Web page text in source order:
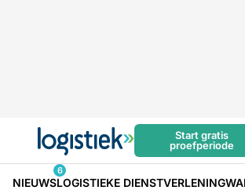
Start gratis
proefperiode
NIEUWS
6
LOGISTIEKE DIENSTVERLENING